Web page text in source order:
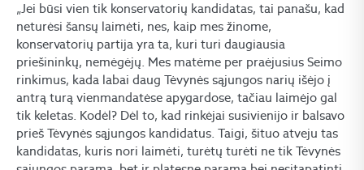
„Jei būsi vien tik konservatorių kandidatas, tai panašu, kad
neturėsi šansų laimėti, nes, kaip mes žinome,
konservatorių partija yra ta, kuri turi daugiausia
priešininkų, nemėgėjų. Mes matėme per praėjusius Seimo
rinkimus, kada labai daug Tėvynės sąjungos narių išėjo į
antrą turą vienmandatėse apygardose, tačiau laimėjo gal
tik keletas. Kodėl? Dėl to, kad rinkėjai susivienijo ir balsavo
prieš Tėvynės sąjungos kandidatus. Taigi, šituo atveju tas
kandidatas, kuris nori laimėti, turėtų turėti ne tik Tėvynės